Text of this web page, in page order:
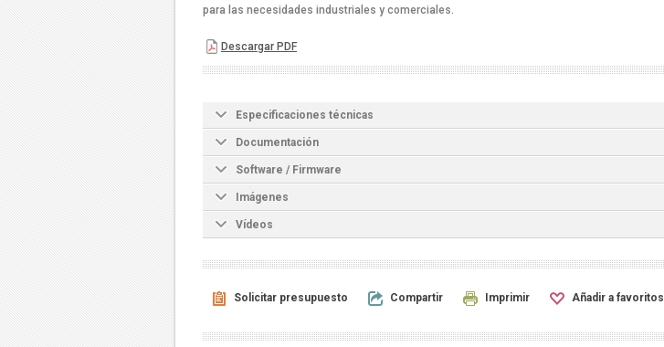
para las necesidades industriales y comerciales.
Descargar PDF
Especificaciones técnicas
Documentación
Software / Firmware
Imágenes
Vídeos
Solicitar presupuesto Compartir Imprimir Añadir a favoritos